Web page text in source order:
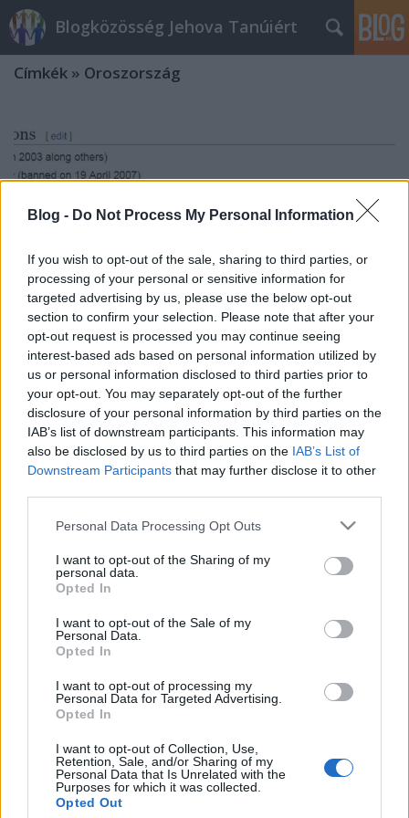
Blog - Do Not Process My Personal Information
If you wish to opt-out of the sale, sharing to third parties, or
processing of your personal or sensitive information for
targeted advertising by us, please use the below opt-out
section to confirm your selection. Please note that after your
opt-out request is processed you may continue seeing
interest-based ads based on personal information utilized by
us or personal information disclosed to third parties prior to
your opt-out. You may separately opt-out of the further
disclosure of your personal information by third parties on the
IAB’s list of downstream participants. This information may
also be disclosed by us to third parties on the IAB’s List of
Downstream Participants that may further disclose it to other
Please note that this website/app uses one or more Google
not limited to your visit or usage behaviour. You may click to
grant or deny consent to Google and its third-party tags to
use your data for below specified purposes in below Google
consent section.
Personal Data Processing Opt Outs
I want to opt-out of the Sharing of my
personal data.
Opted In
I want to opt-out of the Sale of my
Personal Data.
Opted In
I want to opt-out of processing my
Personal Data for Targeted Advertising.
Opted In
I want to opt-out of Collection, Use,
Retention, Sale, and/or Sharing of my
Personal Data that Is Unrelated with the
Purposes for which it was collected.
Opted Out
Blogközösség Jehova Tanúiért
Címkék » Oroszország
Súlyos visszaélések történnek
Oroszországban a Tanúk sérelmére
t.csilla• 2019. február 24.
Ezen a blogon olyan írások jelennek meg olyan
személyek közreműködésével, akik valódi és súlyos
tudomásuk van arról, hogy a Tanúk hitnézete
hozzájárul családok szétbomlásához, emberek
helyeselheti az ilyen…
Királysághírek I.
Oroszország: betiltották a Jehova Tanúi
egyházat
Betiltotta a Jehova Tanúi egyházat az orosz
legfelsőbb bíróság április 20.-án csütörtökön. Az